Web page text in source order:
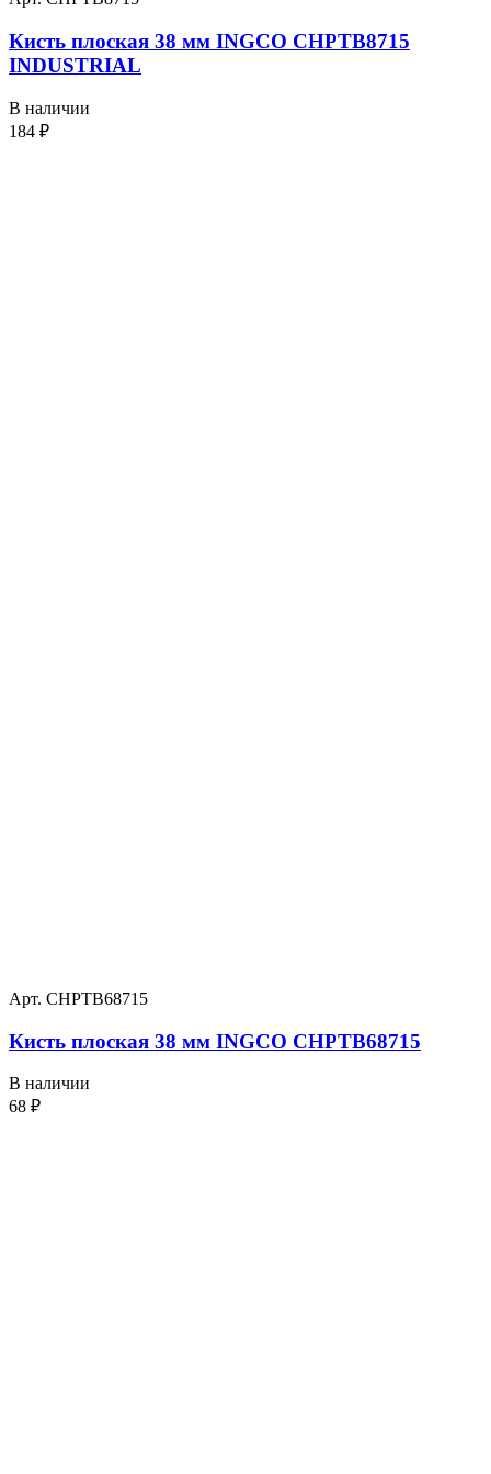
Кисть плоская 38 мм INGCO CHPTB8715
INDUSTRIAL
В наличии
184 ₽
Арт. CHPTB68715
Кисть плоская 38 мм INGCO CHPTB68715
В наличии
68 ₽